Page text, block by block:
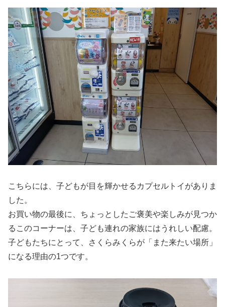
こちらには、子どもが目を輝かせるカプセルトイがありま
した。
お買い物の最後に、ちょっとしたご褒美や楽しみが見つか
るこのコーナーは、子ども連れの家族にはうれしい配慮。
子どもたちにとって、さくらみくらが「また来たい場所」
になる理由の1つです。